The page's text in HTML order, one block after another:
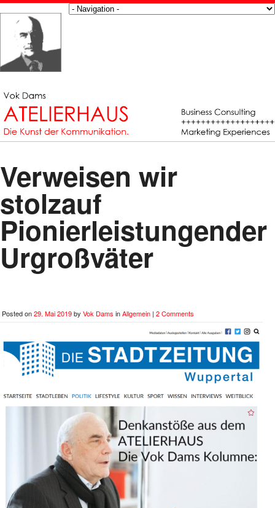
Verweisen wir
stolzauf
Pionierleistungender
Urgroßväter
Posted on29. Mai 2019by Vok Dams inAllgemein | 2 Comments